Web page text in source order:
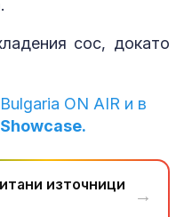
сос, докато
ON AIR и в
източници
→